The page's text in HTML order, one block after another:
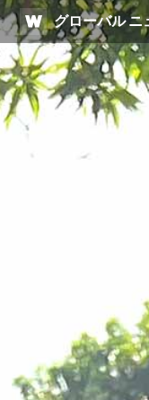
WATVグローバル ニ